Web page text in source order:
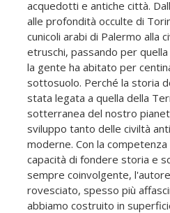
acquedotti e antiche città.
alle profondità occulte di
cunicoli arabi di Palermo alla
etruschi, passando per
la gente ha abitato per
sottosuolo. Perché la storia
stata legata a quella della
sotterranea del nostro
sviluppo tanto delle civiltà
moderne. Con la
capacità di fondere storia e
sempre coinvolgente,
rovesciato, spesso più
abbiamo costruito in